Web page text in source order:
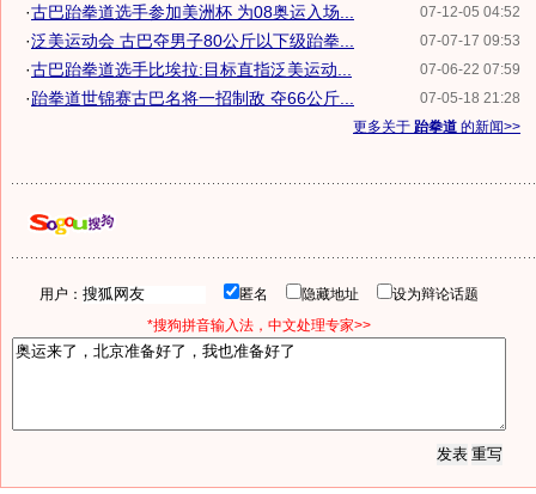
07-12-05 04:52
·古巴跆拳道选手参加美洲杯 为08奥运入场...
07-07-17 09:53
·泛美运动会 古巴夺男子80公斤以下级跆拳...
07-06-22 07:59
·古巴跆拳道选手比埃拉:目标直指泛美运动...
07-05-18 21:28
·跆拳道世锦赛古巴名将一招制敌 夺66公斤...
更多关于 跆拳道 的新闻>>
用户： 匿名 隐藏地址
设为辩论话题
*搜狗拼音输入法，中文处理专家>>